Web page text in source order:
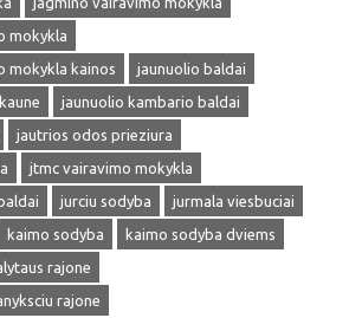
mokykla
mokykla kainos
jaunuolio baldai
jaunuolio kambario baldai
jautrios odos prieziura
jtmc vairavimo mokykla
jurciu sodyba
jurmala viesbuciai
kaimo sodyba
kaimo sodyba dviems
rajone
rajone